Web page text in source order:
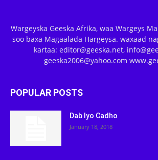
Wargeyska Geeska Afrika, waa Wargeys
soo baxa Magaalada Hargeysa. waxaad
kartaa: editor@geeska.net,
geeska2006@yahoo.com
POPULAR POSTS
Dab Iyo Cadho
January 18, 2018